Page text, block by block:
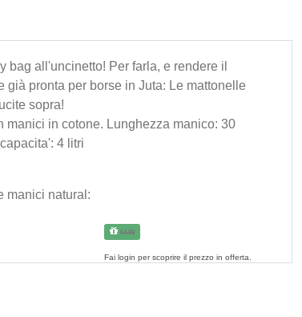
bag all'uncinetto! Per farla, e rendere il
già pronta per borse in Juta: Le mattonelle
sopra!
manici in cotone. Lunghezza manico: 30
4 litri
manici natural:
€4.99
Fai login per scoprire il prezzo in offerta.
Pizzo in tulle